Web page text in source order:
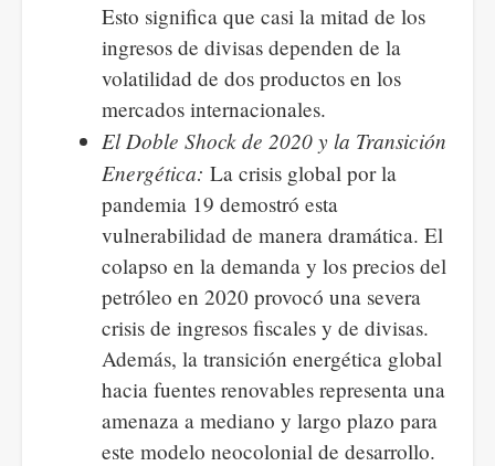
Esto significa que casi la mitad de los
ingresos de divisas dependen de la
volatilidad de dos productos en los
mercados internacionales.
El Doble Shock de 2020 y la Transición
Energética: La crisis global por la
pandemia 19 demostró esta
vulnerabilidad de manera dramática. El
colapso en la demanda y los precios del
petróleo en 2020 provocó una severa
crisis de ingresos fiscales y de divisas.
Además, la transición energética global
hacia fuentes renovables representa una
amenaza a mediano y largo plazo para
este modelo neocolonial de desarrollo.